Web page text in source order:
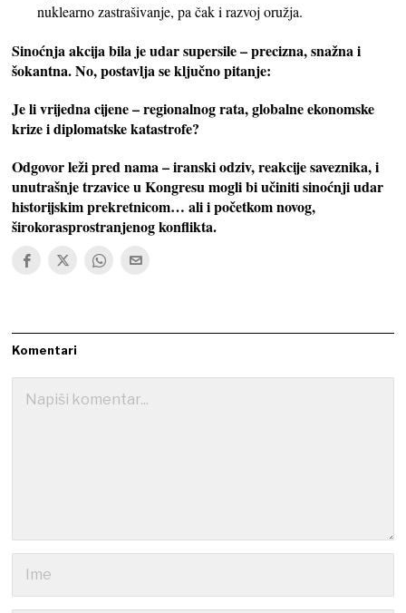
nuklearno zastrašivanje, pa čak i razvoj oružja.
Sinoćnja akcija bila je udar supersile – precizna, snažna i
šokantna. No, postavlja se ključno pitanje:
Je li vrijedna cijene – regionalnog rata, globalne ekonomske
krize i diplomatske katastrofe?
Odgovor leži pred nama – iranski odziv, reakcije saveznika, i
unutrašnje trzavice u Kongresu mogli bi učiniti sinoćnji udar
historijskim prekretnicom… ali i početkom novog,
širokorasprostranjenog konflikta.
Komentari